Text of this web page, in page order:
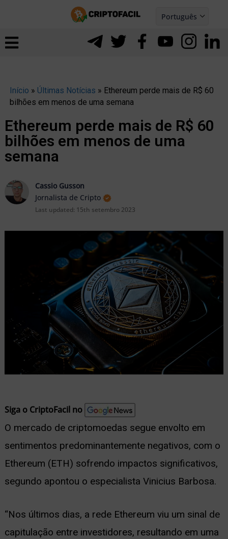
Português
Español
Início » Últimas Notícias » Ethereum perde mais de R$ 60
bilhões em menos de uma semana
Ethereum perde mais de R$ 60
bilhões em menos de uma
semana
Cassio Gusson
Jornalista de Cripto
Last updated: 15th setembro 2023
Siga o CriptoFacil no
O mercado de criptomoedas segue envolto em
sentimentos predominantemente negativos, com o
Ethereum (ETH) sofrendo impactos significativos,
segundo apontou o especialista Vinicius Barbosa.
“Nos últimos dias, a rede Ethereum viu um sinal de
capitulação entre investidores, resultando em uma